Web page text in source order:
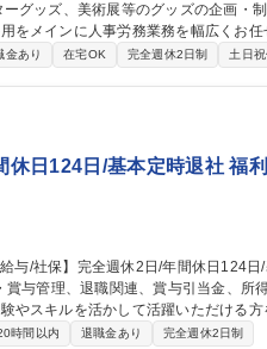
グッズ、美術展等のグッズの企画・
に人事労務業務を幅広くお任せ。 ■新卒採用
ンシップ企画等） ※社内の他部署を巻
も拡大中。それに伴い組織としても
募集職種 【人事/新卒採用】日本テ
金あり 在宅OK 完全週休2日制 土日
休日124日/基本定時退社 福
与管理、退職関連、賞与引当金、所
やスキルを活かして活躍いただける
だく業務を決定します。 ■給与・賞与
時間以内 退職金あり 完全週休2日制